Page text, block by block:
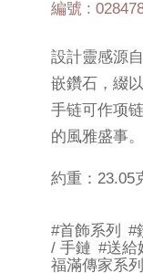
編號 :
設計靈感源
嵌鑽石，綴
手链可作项
的風雅盛事。
約重：23.05
#首飾系列 #
/ 手鏈 #送給
福滿傳家系列